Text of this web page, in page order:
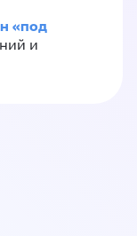
«‎под
и